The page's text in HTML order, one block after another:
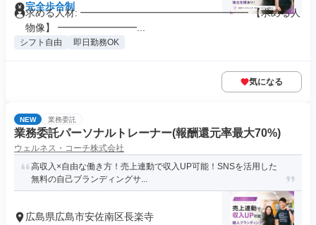
完全歩合制
求める人材: ━━━━━━━━━━━━━━━━━ 【求める人
物像】 ━━━━━━━━...
シフト自由 即日勤務OK
気になる
NEW 業務委託
業務委託パーソナルトレーナー(報酬還元率最大70%)
ウェルネス・コーチ株式会社
高収入×自由な働き方！売上連動で収入UP可能！SNSを活用した
無料の自己ブランディングサ...
広島県広島市安佐南区長楽寺